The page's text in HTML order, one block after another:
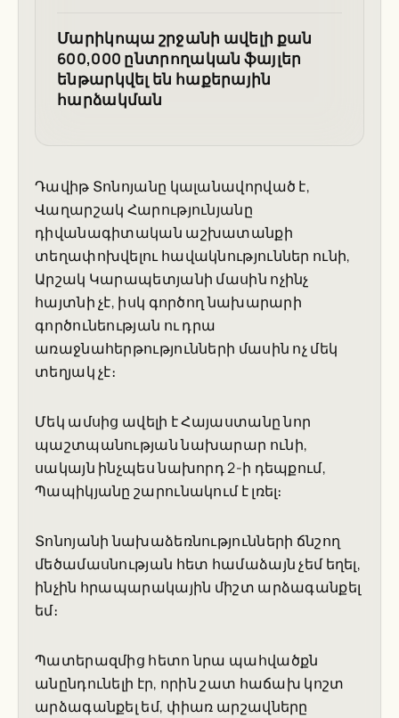
Մարիկոպա շրջանի ավելի քան
600,000 ընտրողական ֆայլեր
ենթարկվել են հաքերային
հարձակման
Դավիթ Տոնոյանը կալանավորված է,
Վաղարշակ Հարությունյանը
դիվանագիտական աշխատանքի
տեղափոխվելու հավակնություններ ունի,
Արշակ Կարապետյանի մասին ոչինչ
հայտնի չէ, իսկ գործող նախարարի
գործունեության ու դրա
առաջնահերթությունների մասին ոչ մեկ
տեղյակ չէ։
Մեկ ամսից ավելի է Հայաստանը նոր
պաշտպանության նախարար ունի,
սակայն ինչպես նախորդ 2-ի դեպքում,
Պապիկյանը շարունակում է լռել։
Տոնոյանի նախաձեռնությունների ճնշող
մեծամասնության հետ համաձայն չեմ եղել,
ինչին հրապարակային միշտ արձագանքել
եմ։
Պատերազմից հետո նրա պահվածքն
անընդունելի էր, որին շատ հաճախ կոշտ
արձագանքել եմ, փիառ արշավները